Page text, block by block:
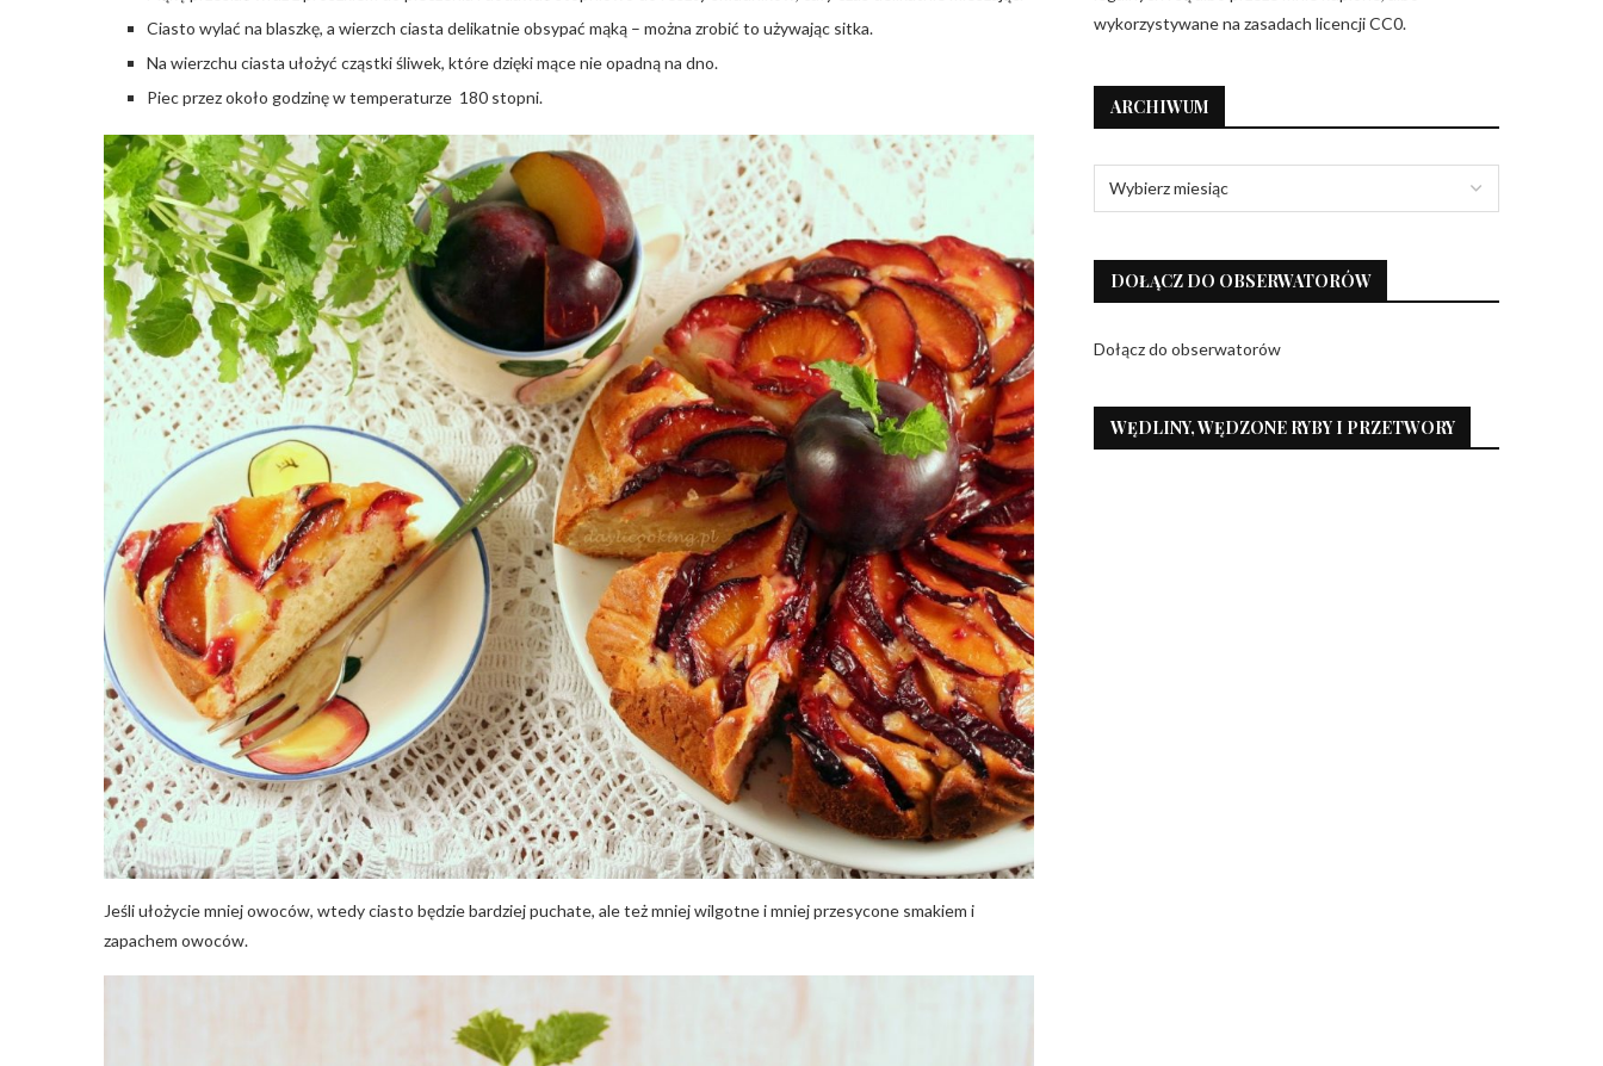
Ciasto wylać na blaszkę, a wierzch ciasta delikatnie obsypać mąką – można zrobić to używając sitka.
Na wierzchu ciasta ułożyć cząstki śliwek, które dzięki mące nie opadną na dno.
Piec przez około godzinę w temperaturze 180 stopni.
Jeśli ułożycie mniej owoców, wtedy ciasto będzie bardziej puchate, ale też mniej wilgotne i mniej przesycone smakiem i
zapachem owoców.
wykorzystywane na zasadach licencji CC0.
ARCHIWUM
DOŁĄCZ DO OBSERWATORÓW
Dołącz do obserwatorów
WĘDLINY, WĘDZONE RYBY I PRZETWORY